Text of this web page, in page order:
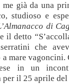
già da una
studioso e
di
il detto
che
mare vagoncini.
in un
il 25 aprile del